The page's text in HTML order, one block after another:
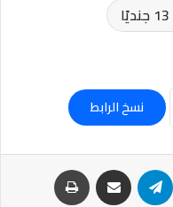
نسخ الرابط
واتساب تيلقرام مشاركة عبر البريد